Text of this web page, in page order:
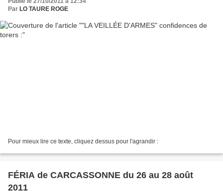
Par LO TAURE ROGE
Pour mieux lire ce texte, cliquez dessus pour l'agrandir :
FÉRIA de CARCASSONNE du 26 au 28 août
2011